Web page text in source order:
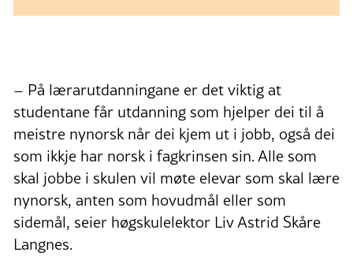
– På lærarutdanningane er det viktig at
studentane får utdanning som hjelper dei til å
meistre nynorsk når dei kjem ut i jobb, også dei
som ikkje har norsk i fagkrinsen sin. Alle som
skal jobbe i skulen vil møte elevar som skal lære
nynorsk, anten som hovudmål eller som
sidemål, seier høgskulelektor Liv Astrid Skåre
Langnes.